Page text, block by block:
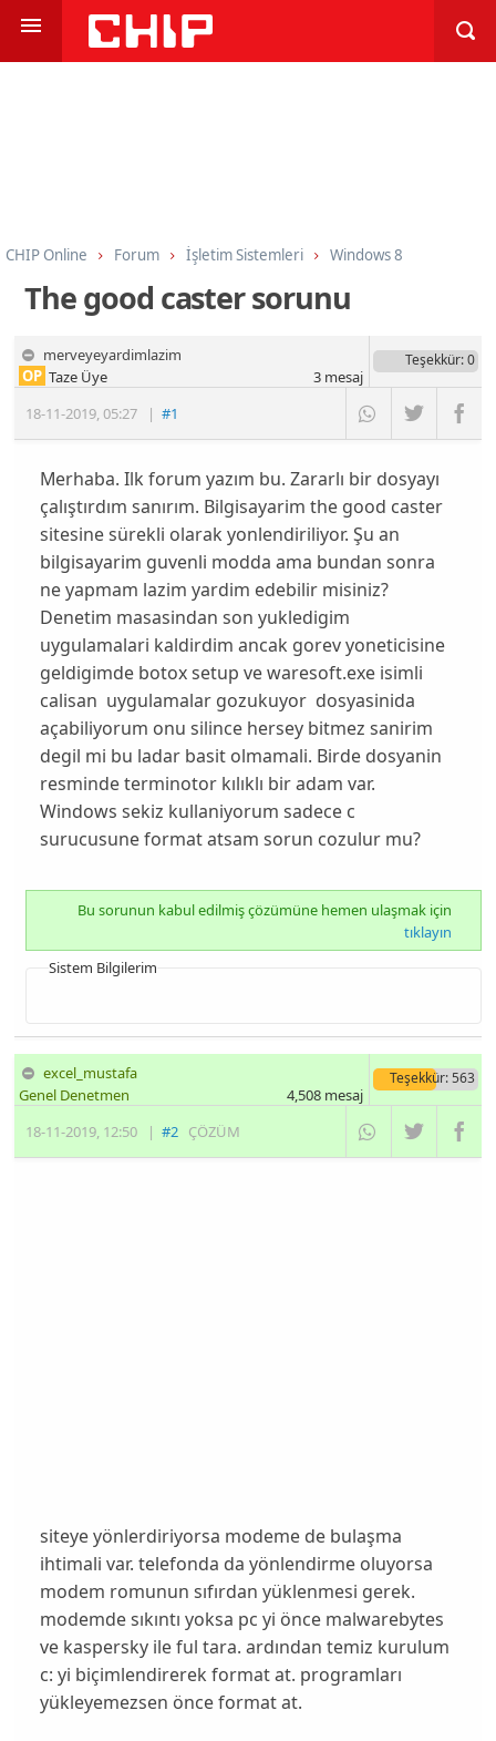
CHIP Online Forum İşletim Sistemleri Windows 8
The good caster sorunu
merveyeyardimlazim
18-11-2019,05:27 |#1
OP Taze Üye
Teşekkür: 0
3mesaj
Merhaba. Ilk forum yazım bu. Zararlı bir dosyayı
çalıştırdım sanırım. Bilgisayarim the good caster
sitesine sürekli olarak yonlendiriliyor. Şu an
bilgisayarim guvenli modda ama bundan sonra
ne yapmam lazim yardim edebilir misiniz?
Denetim masasindan son yukledigim
uygulamalari kaldirdim ancak gorev yoneticisine
geldigimde botox setup ve waresoft.exe isimli
calisan uygulamalar gozukuyor dosyasinida
açabiliyorum onu silince hersey bitmez sanirim
degil mi bu ladar basit olmamali. Birde dosyanin
resminde terminotor kılıklı bir adam var.
Windows sekiz kullaniyorum sadece c
surucusune format atsam sorun cozulur mu?
Bu sorunun kabul edilmiş çözümüne hemen ulaşmak için
tıklayın
Sistem Bilgilerim
excel_mustafa
18-11-2019, 12:50 |#2 ÇÖZÜM
Genel Denetmen
Teşekkür: 563
4,508mesaj
siteye yönlerdiriyorsa modeme de bulaşma
ihtimali var. telefonda da yönlendirme oluyorsa
modem romunun sıfırdan yüklenmesi gerek.
modemde sıkıntı yoksa pc yi önce malwarebytes
ve kaspersky ile ful tara. ardından temiz kurulum
c: yi biçimlendirerek format at. programları
yükleyemezsen önce format at.